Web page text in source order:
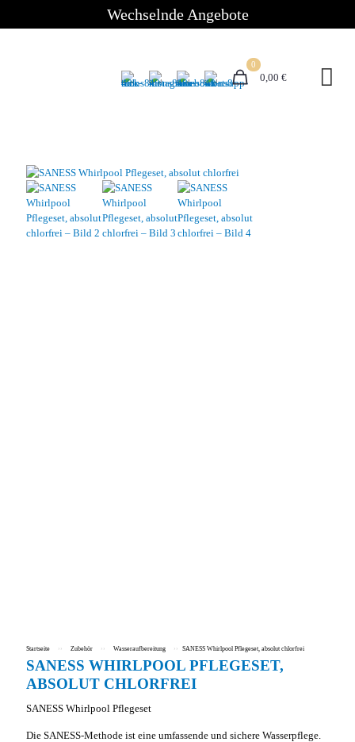
Wechselnde Angebote
0
0,00 €
Startseite ›› Zubehör ›› Wasseraufbereitung ›› SANESS Whirlpool Pflegeset, absolut chlorfrei
SANESS WHIRLPOOL PFLEGESET,
ABSOLUT CHLORFREI
SANESS Whirlpool Pflegeset
Die SANESS-Methode ist eine umfassende und sichere Wasserpflege.